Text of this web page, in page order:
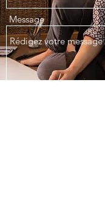
Message